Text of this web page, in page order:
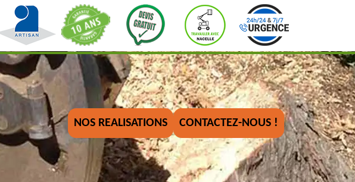
NOS REALISATIONS CONTACTEZ-NOUS !